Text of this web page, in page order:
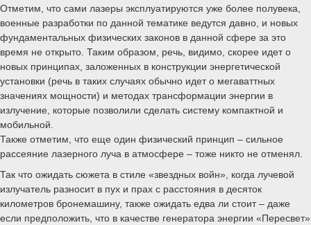
Отметим, что сами лазеры эксплуатируются уже более полувека,
военные разработки по данной тематике ведутся давно, и новых
фундаментальных физических законов в данной сфере за это
время не открыто. Таким образом, речь, видимо, скорее идет о
новых принципах, заложенных в конструкции энергетической
установки (речь в таких случаях обычно идет о мегаваттных
значениях мощности) и методах трансформации энергии в
излучение, которые позволили сделать систему компактной и
мобильной.
Также отметим, что еще один физический принцип – сильное
рассеяние лазерного луча в атмосфере – тоже никто не отменял.
Так что ожидать сюжета в стиле «звездных войн», когда лучевой
излучатель разносит в пух и прах с расстояния в десяток
километров бронемашину, также ожидать едва ли стоит – даже
если предположить, что в качестве генератора энергии «Пересвет»